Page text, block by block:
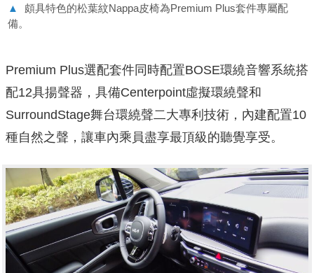
▲
頗具特色的松葉紋Nappa皮椅為Premium Plus套件專屬配
備。
Premium Plus選配套件同時配置BOSE環繞音響系統搭
配12具揚聲器，具備Centerpoint虛擬環繞聲和
SurroundStage舞台環繞聲二大專利技術，內建配置10
種自然之聲，讓車內乘員盡享最頂級的聽覺享受。